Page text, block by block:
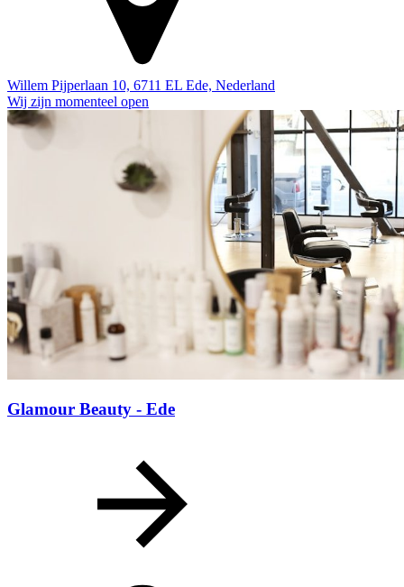
Willem Pijperlaan 10, 6711 EL Ede, Nederland
Wij zijn momenteel open
Glamour Beauty - Ede